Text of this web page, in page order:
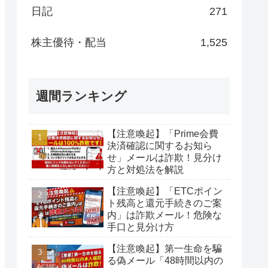
日記 271
株主優待・配当 1,525
週間ランキング
【注意喚起】「Prime会費
決済確認に関するお知ら
せ」メールは詐欺！見分け
方と対処法を解説
【注意喚起】「ETCポイン
ト残高と還元手続きのご案
内」は詐欺メール！危険な
手口と見分け方
【注意喚起】第一生命を騙
る偽メール「48時間以内の